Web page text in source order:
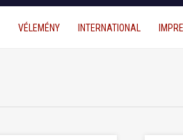
VÉLEMÉNY INTERNATIONAL